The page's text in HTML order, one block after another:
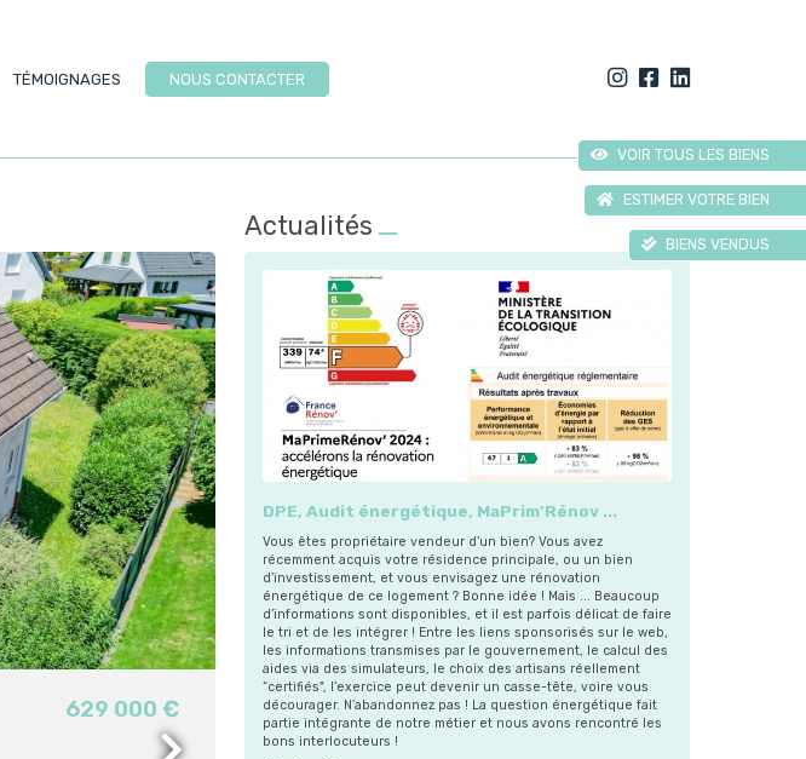
TÉMOIGNAGES NOUS CONTACTER
629 000 €
À Koenigshoffen, spacieux 4 pièces 3
chambres de 88m² avec balcon de 7m²
EXCLUSIVITÉ
Actualités
DPE, Audit énergétique, MaPrim’Rénov ...
Vous êtes propriétaire vendeur d’un bien? Vous avez
récemment acquis votre résidence principale, ou un bien
d’investissement, et vous envisagez une rénovation
énergétique de ce logement ? Bonne idée ! Mais ... Beaucoup
d’informations sont disponibles, et il est parfois délicat de faire
le tri et de les intégrer ! Entre les liens sponsorisés sur le web,
les informations transmises par le gouvernement, le calcul des
aides via des simulateurs, le choix des artisans réellement
“certifiés", l’exercice peut devenir un casse-tête, voire vous
décourager. N’abandonnez pas ! La question énergétique fait
partie intégrante de notre métier et nous avons rencontré les
bons interlocuteurs !
VOIR TOUS LES BIENS
ESTIMER VOTRE BIEN
BIENS VENDUS